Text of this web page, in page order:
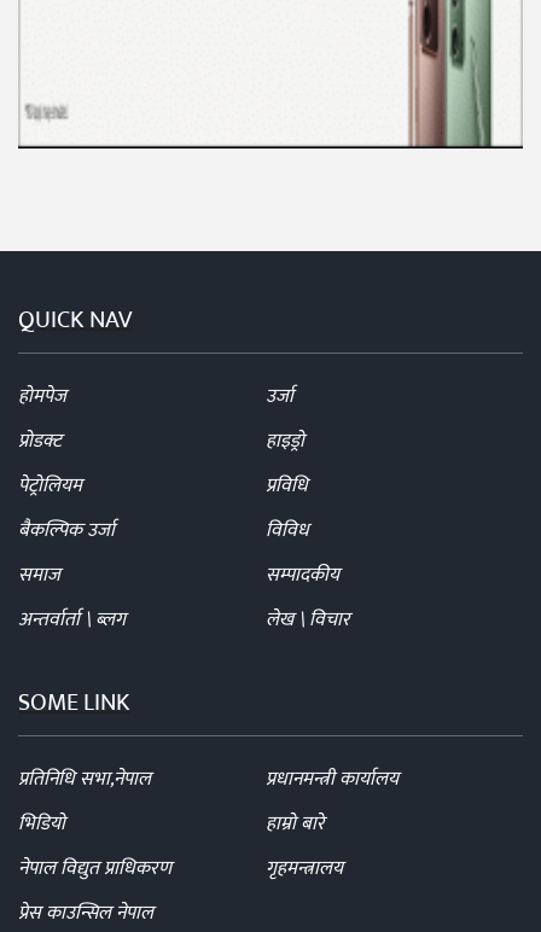
QUICK NAV
होमपेज
उर्जा
प्रोडक्ट
हाइड्रो
पेट्रोलियम
प्रविधि
बैकल्पिक उर्जा
विविध
समाज
सम्पादकीय
अन्तर्वार्ता \ ब्लग
लेख \ विचार
SOME LINK
प्रतिनिधि सभा,नेपाल
प्रधानमन्त्री कार्यालय
भिडियो
हाम्रो बारे
नेपाल विद्युत प्राधिकरण
गृहमन्त्रालय
प्रेस काउन्सिल नेपाल